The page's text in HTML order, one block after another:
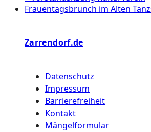
Frauentagsbrunch im Alten
Zarrendorf.de
Datenschutz
Impressum
Barrierefreiheit
Kontakt
Mängelformular